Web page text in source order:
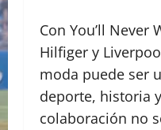
Con You’ll Never
Hilfiger y
moda puede ser
deporte, historia
colaboración no